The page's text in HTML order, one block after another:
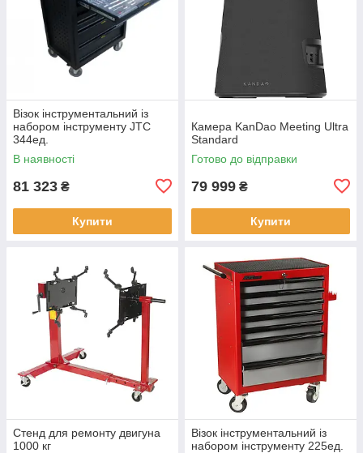
Візок інструментальний із
набором інструменту JTC
344ед.
В наявності
81 323 ₴
Купити
Камера KanDao Meeting Ultra
Standard
Готово до відправки
79 999 ₴
Купити
Стенд для ремонту двигуна
1000 кг
Візок інструментальний із
набором інструменту 225ед.